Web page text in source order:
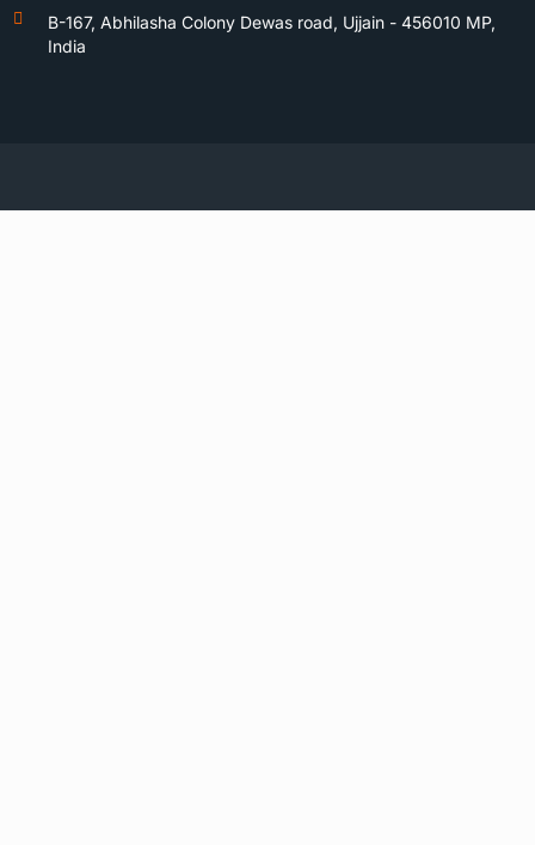
B-167, Abhilasha Colony Dewas road, Ujjain - 456010 MP,
India